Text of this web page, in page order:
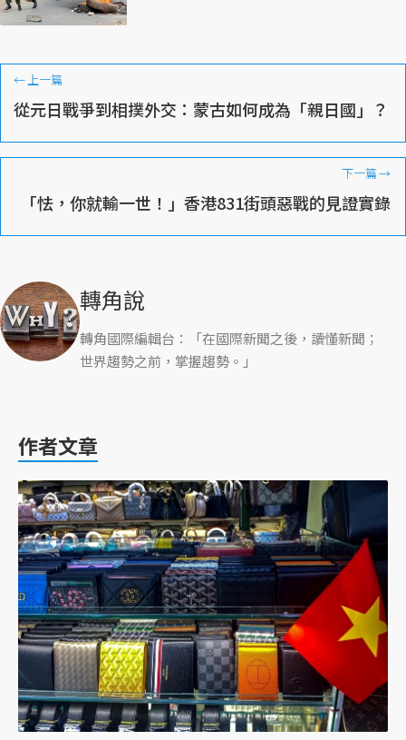
←上一篇
從元日戰爭到相撲外交：蒙古如何成為「親日國」？
下一篇→
「怯，你就輸一世！」香港831街頭惡戰的見證實錄
轉角說
轉角國際編輯台：「在國際新聞之後，讀懂新聞；
世界趨勢之前，掌握趨勢。」
作者文章